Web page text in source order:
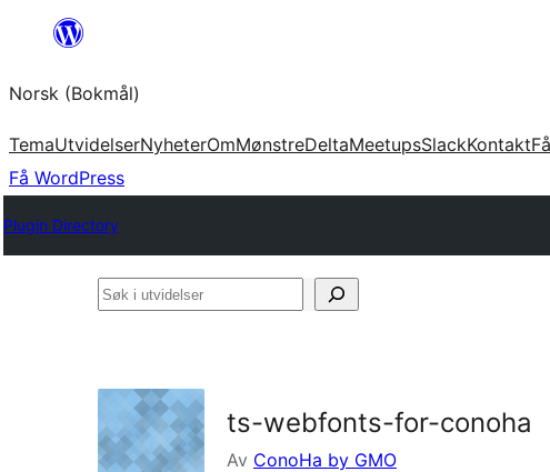
Hopp
innhold
Norsk (Bokmål)
TemaUtvidelserNyheterOmMønstreDeltaMeetupsSlackKontakt
Få WordPress
Plugin Directory
Søk
ts-webfonts-for-conoha
Av ConoHa by GMO